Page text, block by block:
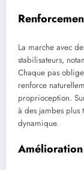
La marche avec
stabilisateurs,
Chaque pas
renforce
proprioception.
à des jambes
dynamique.